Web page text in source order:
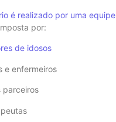
é realizado por uma equipe
por:
de idosos
e enfermeiros
parceiros